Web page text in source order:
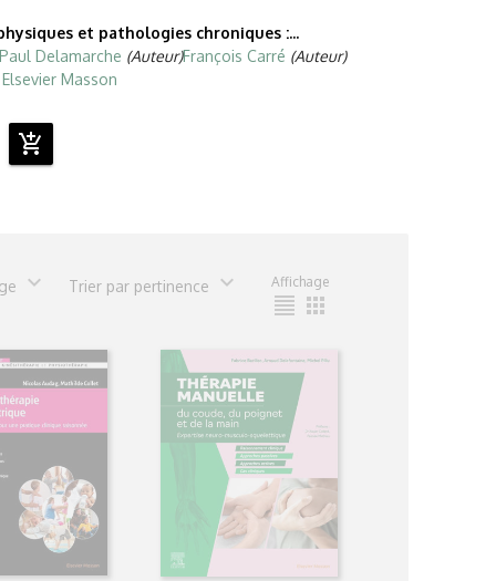
et pathologies chroniques :...
Delamarche (Auteur)François Carré (Auteur)
Elsevier Masson
add_shopping_cart
expand_more Trier par pertinence expand_more Affichage
format_align_justify apps